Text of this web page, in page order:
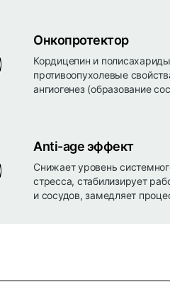
Онкопротектор
Кордицепин и
противоопухолевые
ангиогенез (образование
Anti-age эффект
Снижает уровень
стресса, стабилизирует
и сосудов, замедляет